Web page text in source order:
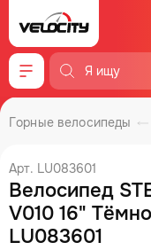
Меню
Горные велосипеды
Арт. LU083601
Велосипед
V010 16"
LU083601